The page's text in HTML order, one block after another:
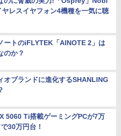
i5 第8世代 8265U メモリ 8GB S
13.3型 FHD 1,920×1,080 タ
FF14 VALORANT 配信 動画
スポーツ 1年保証 初心者 ゲーミン
レスイヤフォン4機種を一気に聴
ートのiFLYTEK「AINOTE 2」は
のか？
オブランドに進化するSHANLING
5060 Ti搭載ゲーミングPCが7万
30万円台！